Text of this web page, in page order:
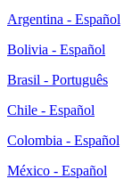
Argentina - Español
Bolivia - Español
Brasil - Português
Chile - Español
Colombia - Español
México - Español